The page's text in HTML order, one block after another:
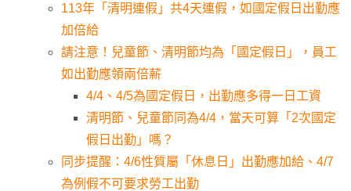
113年「清明連假」共4天連假，如國定假日出勤應
加倍給
請注意！兒童節、清明節均為「國定假日」，員工
如出勤應領兩倍薪
4/4、4/5為國定假日，出勤應多得一日工資
清明節、兒童節同為4/4，當天可算「2次國定
假日出勤」嗎？
同步提醒：4/6性質屬「休息日」出勤應加給、4/7
為例假不可要求勞工出勤